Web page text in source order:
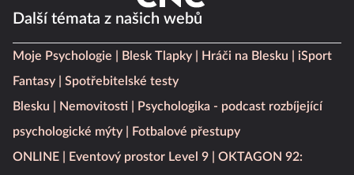
Další témata z našich webů
Moje Psychologie Blesk Tlapky Hráči na Blesku
iSport
Fantasy
Spotřebitelské testy
Blesku
Nemovitosti
Psychologika - podcast rozbíjející
psychologické mýty
Fotbalové přestupy
ONLINE
Eventový prostor Level 9
OKTAGON 92: